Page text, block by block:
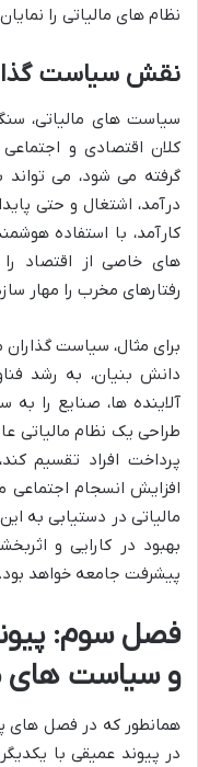
نظام های مالیاتی را
نقش سیاست
سیاست های مالیاتی،
کلان اقتصادی و
گرفته می شود، می
درآمد، اشتغال و حتی
کارآمد، با استفاده
های خاصی از اقتصاد را
رفتارهای مخرب را مهار
برای مثال، سیاست
دانش بنیان، به رشد
آلاینده ها، صنایع را
طراحی یک نظام مالیاتی
پرداخت افراد تقسیم
افزایش انسجام
مالیاتی در دستیابی به
بهبود در کارایی و
پیشرفت جامعه خواهد بود.
فصل سوم:
و سیاست های
همانطور که در فصل های
در پیوند عمیقی با